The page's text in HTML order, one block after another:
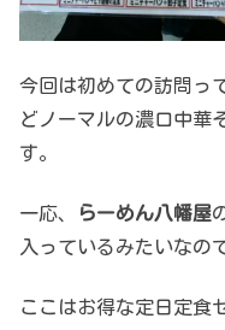
今回は初めての訪問っ
どノーマルの濃口中華
す。
一応、 らーめん八幡屋
入っているみたいなの
ここはお得な定日定食